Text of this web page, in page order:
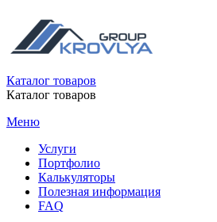
Каталог товаров
Каталог товаров
Меню
Услуги
Портфолио
Калькуляторы
Полезная информация
FAQ